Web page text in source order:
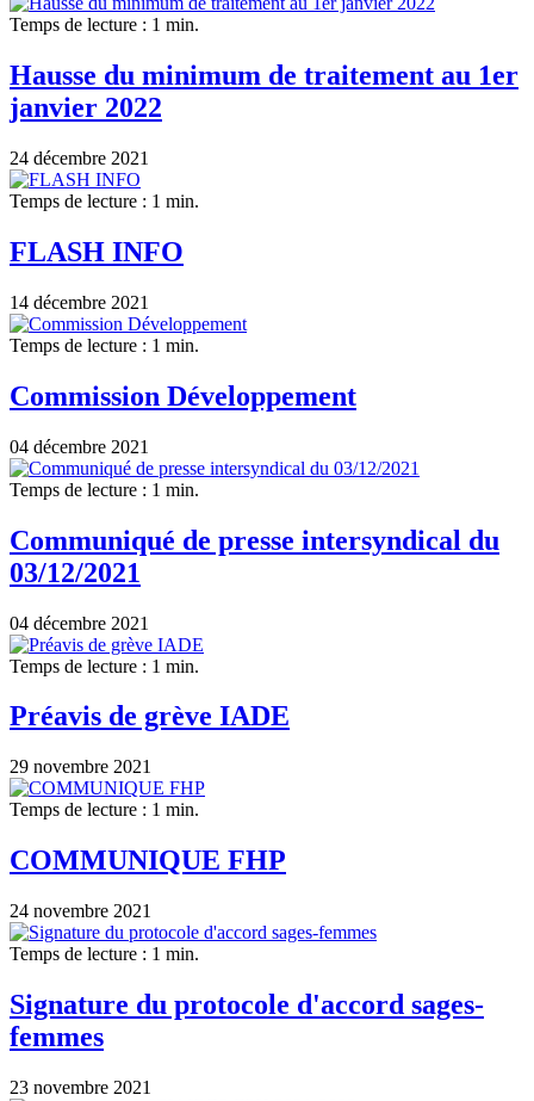
Temps de lecture : 1 min.
Hausse du minimum de traitement au 1er
janvier 2022
24 décembre 2021
Temps de lecture : 1 min.
FLASH INFO
14 décembre 2021
Temps de lecture : 1 min.
Commission Développement
04 décembre 2021
Temps de lecture : 1 min.
Communiqué de presse intersyndical du
03/12/2021
04 décembre 2021
Temps de lecture : 1 min.
Préavis de grève IADE
29 novembre 2021
Temps de lecture : 1 min.
COMMUNIQUE FHP
24 novembre 2021
Temps de lecture : 1 min.
Signature du protocole d'accord sages-
femmes
23 novembre 2021